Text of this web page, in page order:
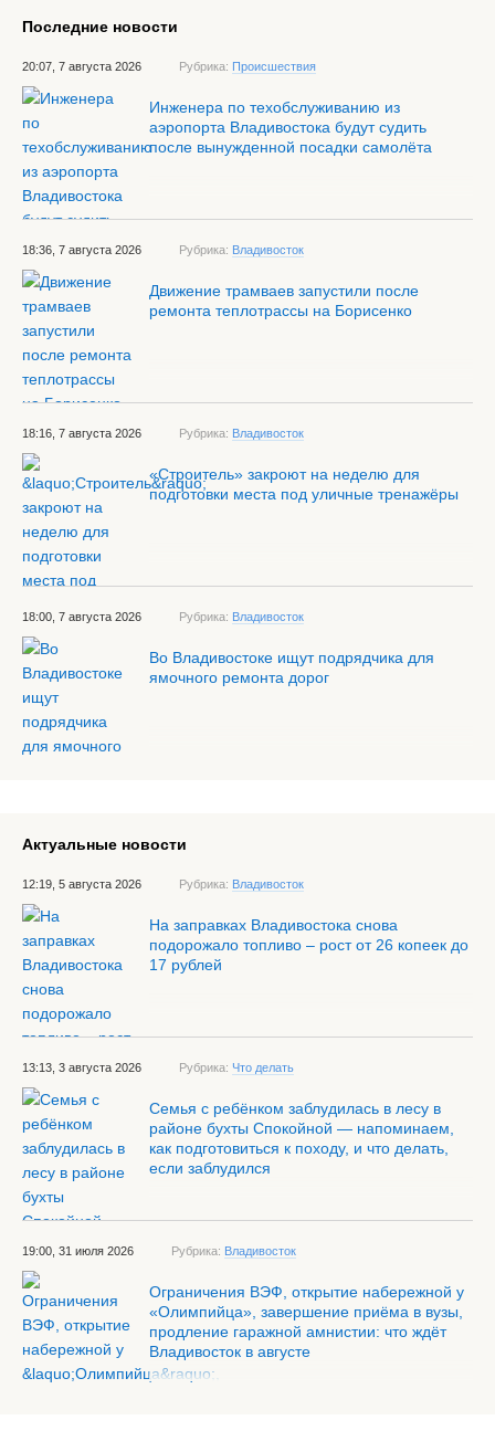
Последние новости
20:07, 7 августа 2026 Рубрика: Происшествия
Инженера по техобслуживанию из
аэропорта Владивостока будут судить
после вынужденной посадки самолёта
18:36, 7 августа 2026 Рубрика: Владивосток
Движение трамваев запустили после
ремонта теплотрассы на Борисенко
18:16, 7 августа 2026 Рубрика: Владивосток
«Строитель» закроют на неделю для
подготовки места под уличные тренажёры
18:00, 7 августа 2026 Рубрика: Владивосток
Во Владивостоке ищут подрядчика для
ямочного ремонта дорог
Актуальные новости
12:19, 5 августа 2026 Рубрика: Владивосток
На заправках Владивостока снова
подорожало топливо – рост от 26 копеек до
17 рублей
13:13, 3 августа 2026 Рубрика: Что делать
Семья с ребёнком заблудилась в лесу в
районе бухты Спокойной — напоминаем,
как подготовиться к походу, и что делать,
если заблудился
19:00, 31 июля 2026 Рубрика: Владивосток
Ограничения ВЭФ, открытие набережной у
«Олимпийца», завершение приёма в вузы,
продление гаражной амнистии: что ждёт
Владивосток в августе